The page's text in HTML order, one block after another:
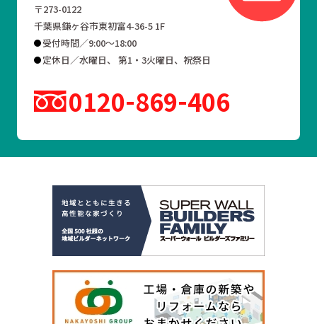
〒273-0122
千葉県鎌ヶ谷市東初富4-36-5 1F
受付時間／9:00～18:00
定休日／水曜日、 第1・3火曜日、祝祭日
0120 869 406